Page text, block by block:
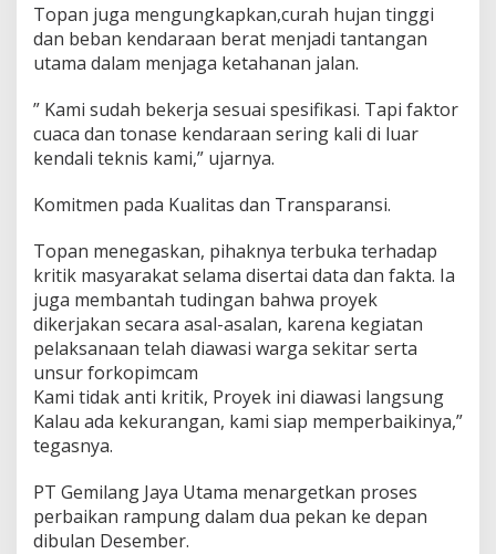
Topan juga mengungkapkan,curah hujan tinggi
dan beban kendaraan berat menjadi tantangan
utama dalam menjaga ketahanan jalan.
” Kami sudah bekerja sesuai spesifikasi. Tapi faktor
cuaca dan tonase kendaraan sering kali di luar
kendali teknis kami,” ujarnya.
Komitmen pada Kualitas dan Transparansi.
Topan menegaskan, pihaknya terbuka terhadap
kritik masyarakat selama disertai data dan fakta. Ia
juga membantah tudingan bahwa proyek
dikerjakan secara asal-asalan, karena kegiatan
pelaksanaan telah diawasi warga sekitar serta
unsur forkopimcam
Kami tidak anti kritik, Proyek ini diawasi langsung
Kalau ada kekurangan, kami siap memperbaikinya,”
tegasnya.
PT Gemilang Jaya Utama menargetkan proses
perbaikan rampung dalam dua pekan ke depan
dibulan Desember.